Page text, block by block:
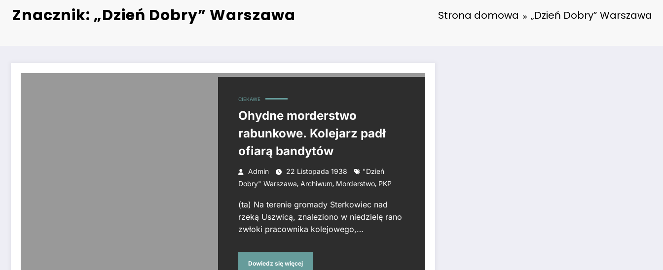
Znacznik: „Dzień Dobry” Warszawa Strona domowa „Dzień Dobry” Warszawa
CIEKAWE
Ohydne morderstwo
rabunkowe. Kolejarz padł
ofiarą bandytów
Admin 22 Listopada 1938
"Dzień
Dobry" Warszawa, Archiwum, Morderstwo, PKP
(ta) Na terenie gromady Sterkowiec nad
rzeką Uszwicą, znaleziono w niedzielę rano
zwłoki pracownika kolejowego,…
Dowiedz się więcej